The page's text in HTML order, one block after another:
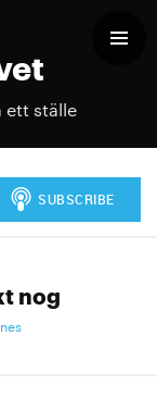
ett ställe
nog